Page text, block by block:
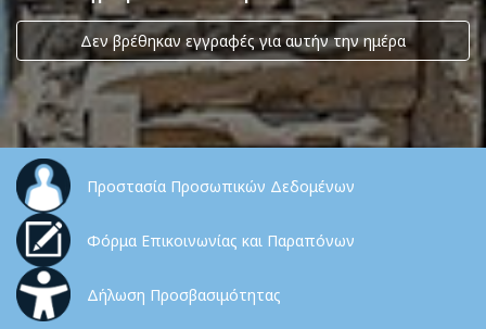
Δεν βρέθηκαν εγγραφές για αυτήν την ημέρα
Προστασία Προσωπικών Δεδομένων
Φόρμα Επικοινωνίας και Παραπόνων
Δήλωση Προσβασιμότητας